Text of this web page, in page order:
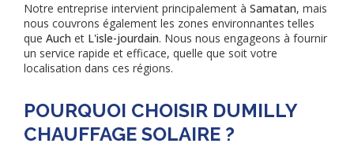
Notre entreprise intervient principalement à Samatan, mais
nous couvrons également les zones environnantes telles
que Auch et L'isle-jourdain. Nous nous engageons à fournir
un service rapide et efficace, quelle que soit votre
localisation dans ces régions.
POURQUOI CHOISIR DUMILLY
CHAUFFAGE SOLAIRE ?